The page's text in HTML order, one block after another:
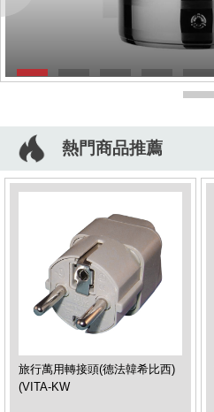
熱門商品推薦
旅行萬用轉接頭(德法韓希比西)
(VITA-KW